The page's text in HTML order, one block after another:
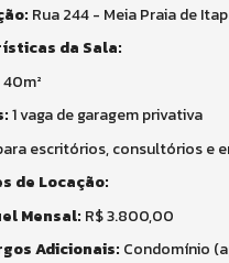
Rua 244 - Meia Praia de
da Sala:
40m²
1 vaga de garagem privativa
escritórios, consultórios e
de Locação:
Mensal: R$ 3.800,00
Adicionais: Condomínio